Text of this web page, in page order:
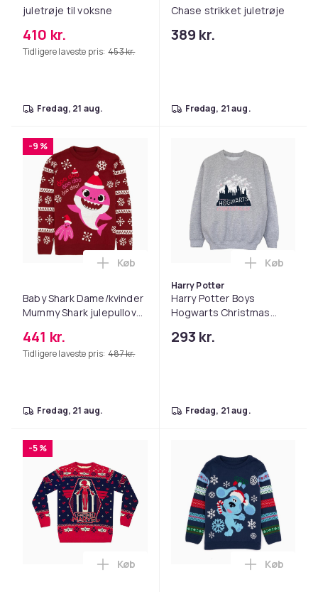
juletrøje til voksne
410 kr.
Tidligere laveste pris: 453 kr.
fredag, 21 aug.
Chase strikket juletrøje
389 kr.
fredag, 21 aug.
-9 %
Baby Shark Dame/kvinder
Mummy Shark julepullover
441 kr.
Tidligere laveste pris: 487 kr.
Læg Baby Shark Dame/kvinder
Køb
fredag, 21 aug.
Harry Potter
Harry Potter Boys
Hogwarts Christmas
293 kr.
Læg
Køb
fredag, 21 aug.
-5 %
Læg Captain Marvel Dame/Damer
Køb Læg
Køb